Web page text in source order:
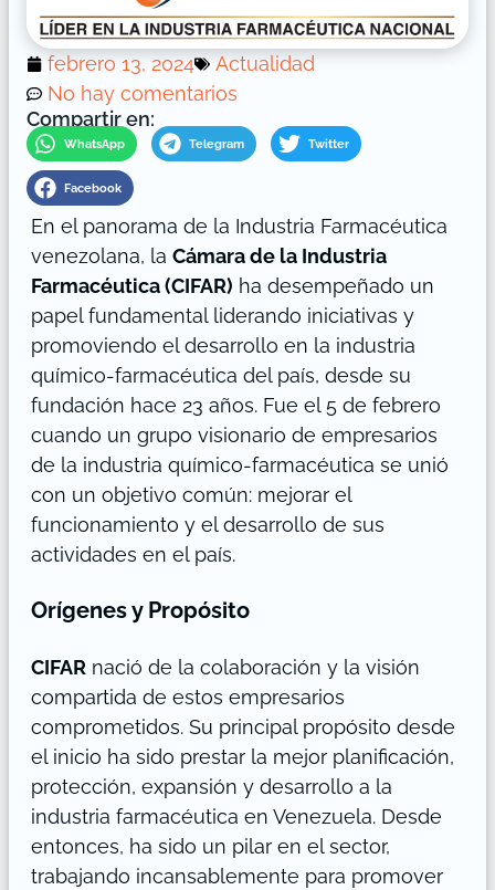
febrero 13, 2024
Actualidad
No hay comentarios
Compartir en:
WhatsApp Telegram Twitter
Facebook
En el panorama de la Industria Farmacéutica
venezolana, la Cámara de la Industria
Farmacéutica (CIFAR) ha desempeñado un
papel fundamental liderando iniciativas y
promoviendo el desarrollo en la industria
químico-farmacéutica del país, desde su
fundación hace 23 años. Fue el 5 de febrero
cuando un grupo visionario de empresarios
de la industria químico-farmacéutica se unió
con un objetivo común: mejorar el
funcionamiento y el desarrollo de sus
actividades en el país.
Orígenes y Propósito
CIFAR nació de la colaboración y la visión
compartida de estos empresarios
comprometidos. Su principal propósito desde
el inicio ha sido prestar la mejor planificación,
protección, expansión y desarrollo a la
industria farmacéutica en Venezuela. Desde
entonces, ha sido un pilar en el sector,
trabajando incansablemente para promover